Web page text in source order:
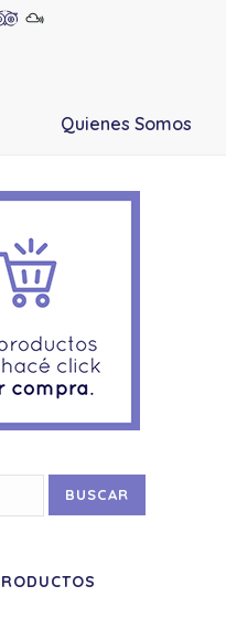
Quienes Somos
BUSCAR